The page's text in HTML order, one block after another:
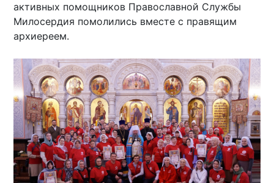
активных помощников Православной Службы
Милосердия помолились вместе с правящим
архиереем.